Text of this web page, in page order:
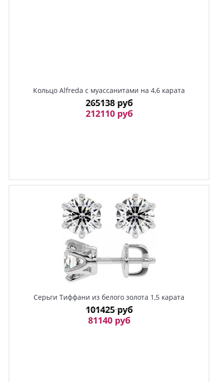
Кольцо Alfreda с муассанитами на 4,6 карата
265138 руб
212110 руб
Серьги Тиффани из белого золота 1,5 карата
101425 руб
81140 руб